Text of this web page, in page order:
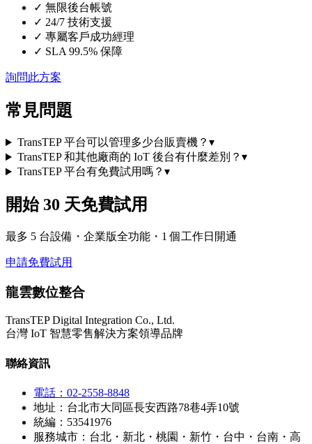
✓ 無限後台帳號
✓ 24/7 技術支援
✓ 專屬客戶成功經理
✓ SLA 99.5% 保障
詢問此方案
常見問題
TransTEP 平台可以管理多少台販賣機？ ▾
TransTEP 和其他廠商的 IoT 後台有什麼差別？ ▾
TransTEP 平台有免費試用嗎？ ▾
開始 30 天免費試用
最多 5 台設備・企業版全功能・1 個工作日開通
申請免費試用
龍雲數位整合
TransTEP Digital Integration Co., Ltd.
台灣 IoT 智慧零售解決方案領導品牌
聯絡資訊
電話：02-2558-8848
地址：台北市大同區長安西路78巷4弄10號
統編：53541976
服務城市：台北・新北・桃園・新竹・台中・台南・高